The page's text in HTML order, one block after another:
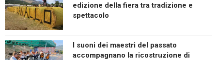
edizione della fiera tra tradizione e
spettacolo
I suoni dei maestri del passato
accompagnano la ricostruzione di